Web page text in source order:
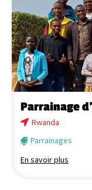
Parrainage
Rwanda
Parrainages
En savoir plus